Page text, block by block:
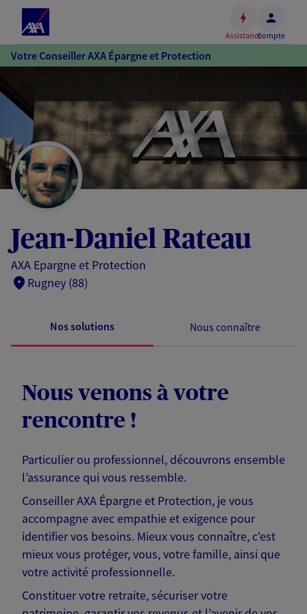
Accéder
au
Accéder
au
pied
de
page
AssistanceCompte
Votre Conseiller AXA Épargne et Protection
Jean-Daniel Rateau
AXA Epargne et Protection
Rugney (88)
Nos solutions Nous connaître
Nous venons à votre
rencontre !
Particulier ou professionnel, découvrons ensemble
l’assurance qui vous ressemble.
Conseiller AXA Épargne et Protection, je vous
accompagne avec empathie et exigence pour
identifier vos besoins. Mieux vous connaître, c'est
mieux vous protéger, vous, votre famille, ainsi que
votre activité professionnelle.
Constituer votre retraite, sécuriser votre